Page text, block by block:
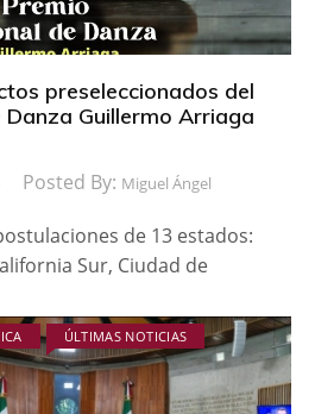
preseleccionados del
Guillermo Arriaga
Posted By: Miguel Ángel
de 13 estados:
Sur, Ciudad de
ÚLTIMAS NOTICIAS